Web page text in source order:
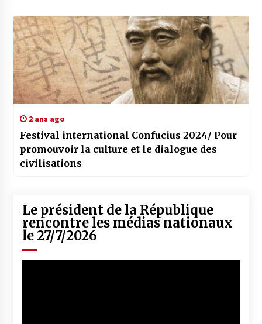
2 ans ago
Festival international Confucius 2024/ Pour
promouvoir la culture et le dialogue des
civilisations
Le président de la République
rencontre les médias nationaux
le 27/7/2026